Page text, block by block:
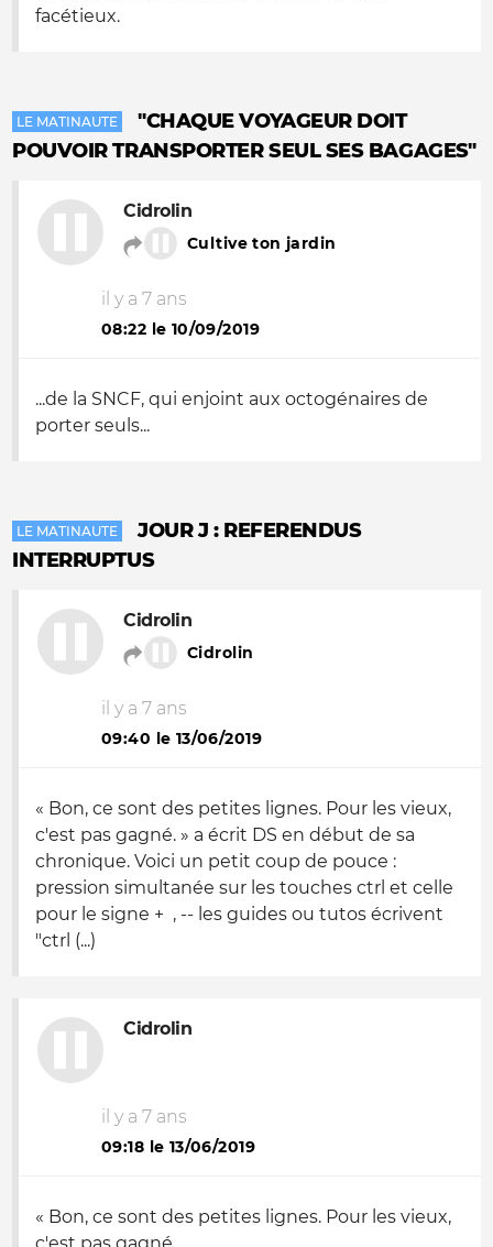
facétieux.
LE MATINAUTE
"CHAQUE VOYAGEUR DOIT
POUVOIR TRANSPORTER SEUL SES BAGAGES"
Cidrolin
Cultive ton jardin
il y a 7 ans
08:22 le 10/09/2019
...de la SNCF, qui enjoint aux octogénaires de
porter seuls...
LE MATINAUTE
JOUR J : REFERENDUS
INTERRUPTUS
Cidrolin
Cidrolin
il y a 7 ans
09:40 le 13/06/2019
« Bon, ce sont des petites lignes. Pour les vieux,
c'est pas gagné. » a écrit DS en début de sa
chronique. Voici un petit coup de pouce :
pression simultanée sur les touches ctrl et celle
pour le signe + , -- les guides ou tutos écrivent
"ctrl (...)
Cidrolin
il y a 7 ans
09:18 le 13/06/2019
« Bon, ce sont des petites lignes. Pour les vieux,